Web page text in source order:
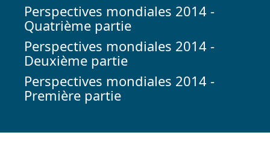
Perspectives mondiales 2014 -
Quatrième partie
Perspectives mondiales 2014 -
Deuxième partie
Perspectives mondiales 2014 -
Première partie